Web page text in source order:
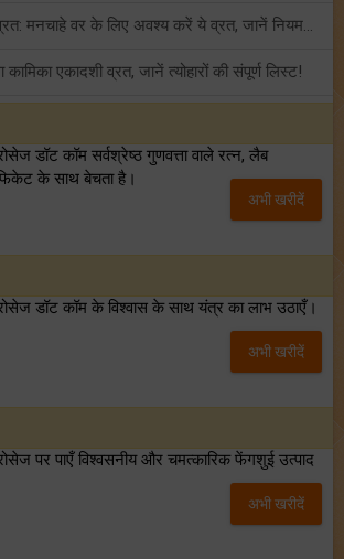
पहला सावन सोमवार व्रत: मनचाहे वर के लिए अवश्य करें ये व्रत, जानें नियम एवं पूजा विधि!
एकादशी व्रत, जानें त्योहारों की संपूर्ण लिस्ट!
डॉट कॉम सर्वश्रेष्ठ गुणवत्ता वाले रत्न, लैब
के साथ बेचता है।
अभी खरीदें
डॉट कॉम के विश्वास के साथ यंत्र का लाभ उठाएँ।
अभी खरीदें
पर पाएँ विश्वसनीय और चमत्कारिक फेंगशुई उत्पाद
अभी खरीदें